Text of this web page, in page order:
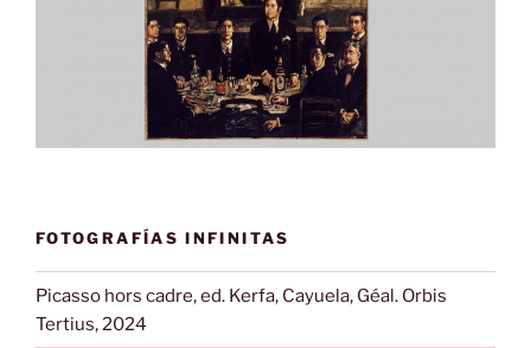
FOTOGRAFÍAS INFINITAS
Picasso hors cadre, ed. Kerfa, Cayuela, Géal. Orbis
Tertius, 2024